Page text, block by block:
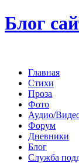
Блог
Главная
Стихи
Проза
Фото
Аудио/
Форум
Дневники
Блог
Служба